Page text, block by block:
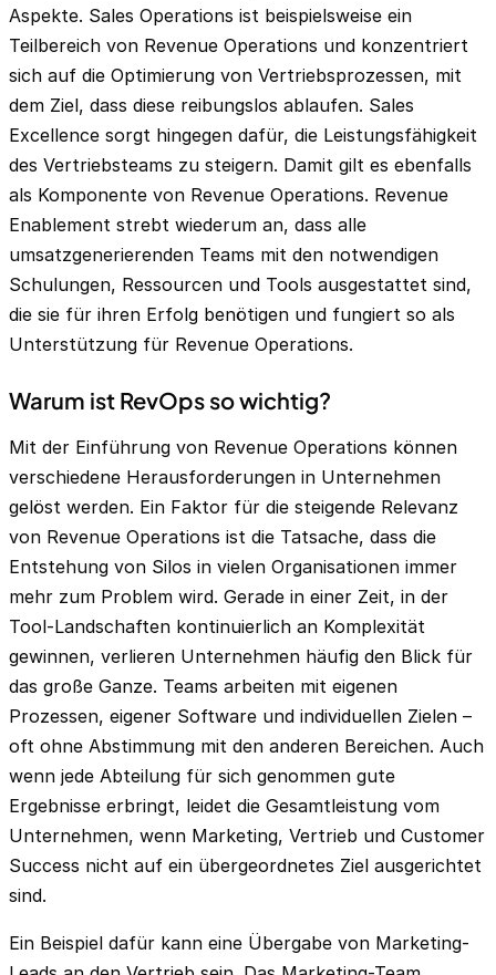
Aspekte. Sales Operations ist beispielsweise ein
Teilbereich von Revenue Operations und konzentriert
sich auf die Optimierung von Vertriebsprozessen, mit
dem Ziel, dass diese reibungslos ablaufen. Sales
Excellence sorgt hingegen dafür, die Leistungsfähigkeit
des Vertriebsteams zu steigern. Damit gilt es ebenfalls
als Komponente von Revenue Operations. Revenue
Enablement strebt wiederum an, dass alle
umsatzgenerierenden Teams mit den notwendigen
Schulungen, Ressourcen und Tools ausgestattet sind,
die sie für ihren Erfolg benötigen und fungiert so als
Unterstützung für Revenue Operations.
Warum ist RevOps so wichtig?
Mit der Einführung von Revenue Operations können
verschiedene Herausforderungen in Unternehmen
gelöst werden. Ein Faktor für die steigende Relevanz
von Revenue Operations ist die Tatsache, dass die
Entstehung von Silos in vielen Organisationen immer
mehr zum Problem wird. Gerade in einer Zeit, in der
Tool-Landschaften kontinuierlich an Komplexität
gewinnen, verlieren Unternehmen häufig den Blick für
das große Ganze. Teams arbeiten mit eigenen
Prozessen, eigener Software und individuellen Zielen –
oft ohne Abstimmung mit den anderen Bereichen. Auch
wenn jede Abteilung für sich genommen gute
Ergebnisse erbringt, leidet die Gesamtleistung vom
Unternehmen, wenn Marketing, Vertrieb und Customer
Success nicht auf ein übergeordnetes Ziel ausgerichtet
sind.
Ein Beispiel dafür kann eine Übergabe von Marketing-